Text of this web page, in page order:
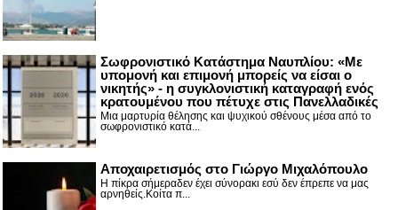
Σωφρονιστικό Κατάστημα Ναυπλίου: «Με
υπομονή και επιμονή μπορείς να είσαι ο
νικητής» - η συγκλονιστική καταγραφή ενός
κρατουμένου που πέτυχε στις Πανελλαδικές
Μια μαρτυρία θέλησης και ψυχικού σθένους μέσα από το
σωφρονιστικό κατά...
Αποχαιρετισμός στο Γιώργο Μιχαλόπουλο
Η πίκρα σήμεραδεν έχει σύνορακι εσύ δεν έπρεπε να μας
αρνηθείς.Κοίτα π...